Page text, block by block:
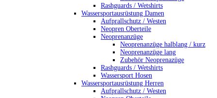
Rashguards / Wetshirts
Wassersportausrüstung Damen
Aufprallschutz / Westen
Neopren Oberteile
Neoprenanzüge
Neoprenanzüge halblang / kurz
Neoprenanzüge lang
Zubehör Neoprenazüge
Rashguards / Wetshirts
Wassersport Hosen
Wassersportausrüstung Herren
Aufprallschutz / Westen